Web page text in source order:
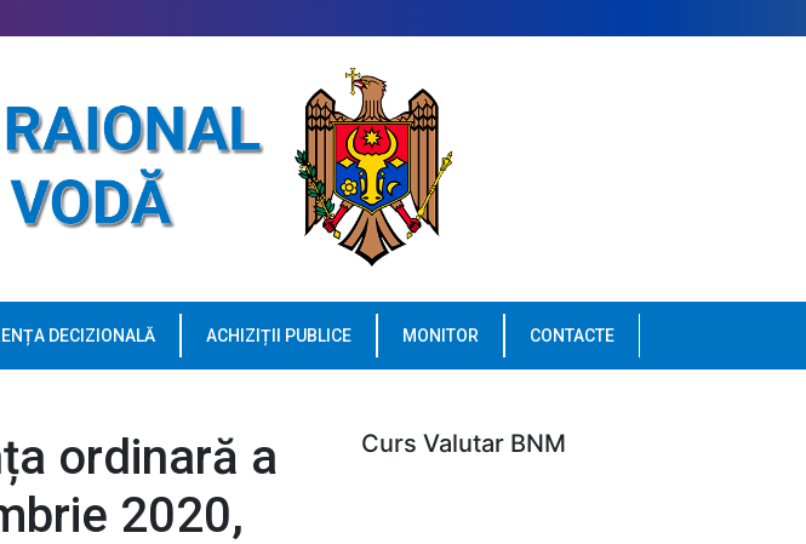
DECIZIONALĂ ACHIZIȚII PUBLICE MONITOR CONTACTE
ordinară a
2020,
Curs Valutar BNM